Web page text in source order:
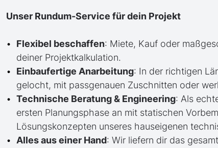
Unser Rundum-Service für dein Projekt
Flexibel beschaffen: Miete, Kauf oder
deiner Projektkalkulation.
Einbaufertige Anarbeitung: In der richtigen
gelocht, mit passgenauen Zuschnitten oder
Technische Beratung & Engineering: Als
ersten Planungsphase an mit statischen
Lösungskonzepten unseres hauseigenen
Alles aus einer Hand: Wir liefern dir das